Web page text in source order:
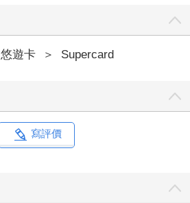
悠遊卡 ＞ Supercard
寫評價